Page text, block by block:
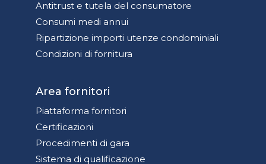
Antitrust e tutela del consumatore
Consumi medi annui
Ripartizione importi utenze condominiali
Condizioni di fornitura
Area fornitori
Piattaforma fornitori
Certificazioni
Procedimenti di gara
Sistema di qualificazione